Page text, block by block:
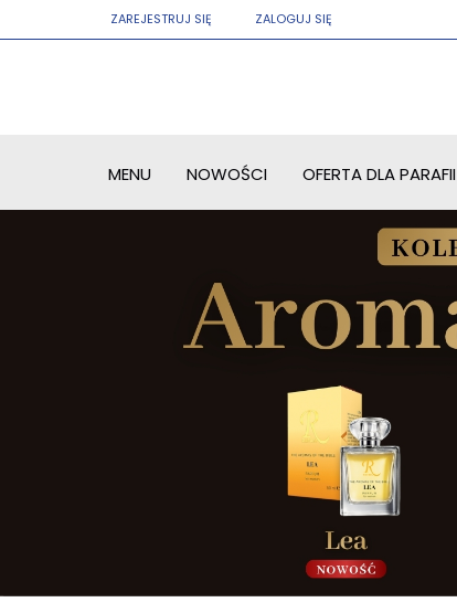
ZAREJESTRUJ SIĘ ZALOGUJ SIĘ
MENU NOWOŚCI OFERTA DLA PARAFII